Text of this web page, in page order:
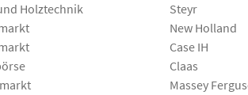
Holztechnik
Steyr
New Holland
Case IH
Claas
Massey